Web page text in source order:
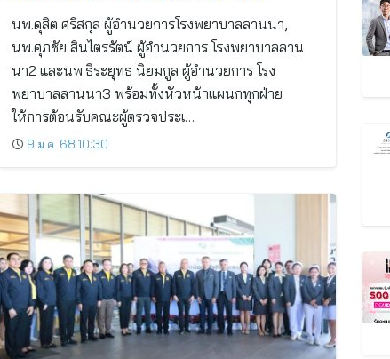
นพ.ดุสิต ศรีสกุล ผู้อำนวยการโรงพยาบาลลานนา,
นพ.ศุภชัย สินไตรรัตน์ ผู้อำนวยการ โรงพยาบาลลาน
นา2 และนพ.ธีระยุทธ นิยมกูล ผู้อำนวยการ โรง
พยาบาลลานนา3 พร้อมทั้งหัวหน้าแผนกทุกฝ่าย
ให้การต้อนรับคณะผู้ตรวจประเ…
9 ม.ค. 68 10:30